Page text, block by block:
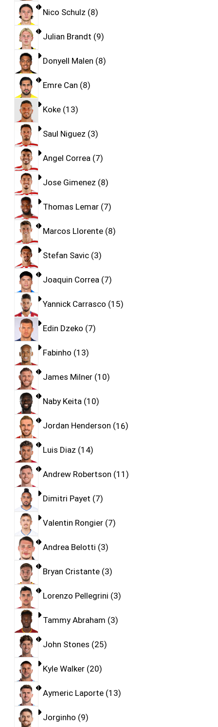
Nico Schulz 8
Julian Brandt 9
Donyell Malen 8
Emre Can 8
Koke 13
Saul Niguez 3
Angel Correa 7
Jose Gimenez 8
Thomas Lemar 7
Marcos Llorente 8
Stefan Savic 3
Joaquin Correa 7
Yannick Carrasco 15
Edin Dzeko 7
Fabinho 13
James Milner 10
Naby Keita 10
Jordan Henderson 16
Luis Diaz 14
Andrew Robertson 11
Dimitri Payet 7
Valentin Rongier 7
Andrea Belotti 3
Bryan Cristante 3
Lorenzo Pellegrini 3
Tammy Abraham 3
John Stones 25
Kyle Walker 20
Aymeric Laporte 13
Jorginho 9